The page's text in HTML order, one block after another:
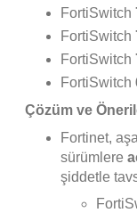
FortiSwitch
FortiSwitch
FortiSwitch
FortiSwitch
Çözüm ve
Fortinet,
sürümlere
şiddetle